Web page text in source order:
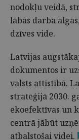
nodokļu veidā,
labas darba
dzīves vide.
Latvijas
dokumentos ir
valsts attīstībā.
stratēģijā 2030.
ekoefektīvas un
centrā jābūt
atbalstošai videi.